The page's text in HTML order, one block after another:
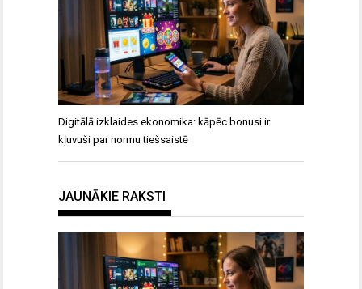
Digitālā izklaides ekonomika: kāpēc bonusi ir
kļuvuši par normu tiešsaistē
JAUNĀKIE RAKSTI